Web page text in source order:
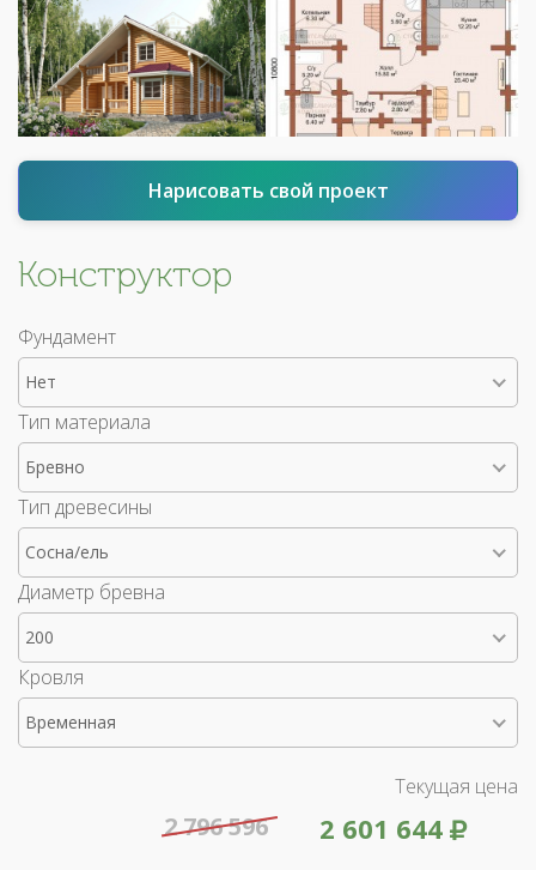
Нарисовать свой проект
Конструктор
Фундамент
Нет
Тип материала
Бревно
Тип древесины
Сосна/ель
Диаметр бревна
200
Кровля
Временная
Текущая цена
2 601 644
2 796 596